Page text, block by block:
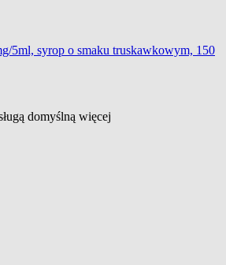
5ml, syrop o smaku truskawkowym, 150
domyślną więcej